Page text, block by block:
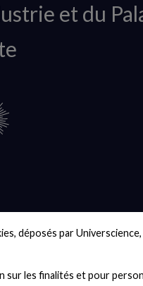
déposés par
et du